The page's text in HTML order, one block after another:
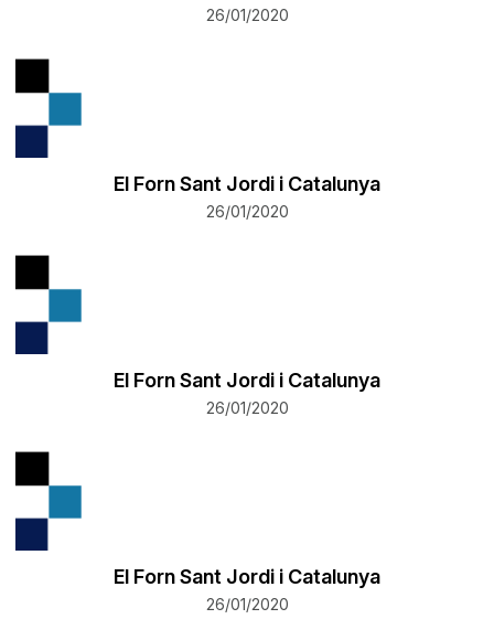
26/01/2020
El Forn Sant Jordi i Catalunya
26/01/2020
El Forn Sant Jordi i Catalunya
26/01/2020
El Forn Sant Jordi i Catalunya
26/01/2020